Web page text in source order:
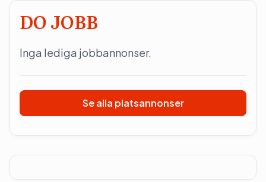
DO JOBB
Inga lediga jobbannonser.
Se alla platsannonser